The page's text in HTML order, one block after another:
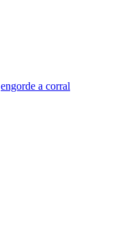
engorde a corral